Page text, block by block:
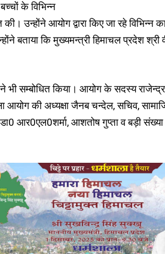
के विभिन्न
उन्होंने आयोग द्वारा किए जा रहे विभिन्न
बताया कि मुख्यमन्त्री हिमाचल प्रदेश श्री
ने भी सम्बोधित किया। आयोग के सदस्य
आयोग की अध्यक्षा जैनब चन्देल, सचिव,
आर0एल0शर्मा, आशतोष गुप्ता व बड़ी संख्या